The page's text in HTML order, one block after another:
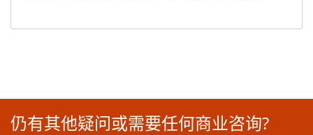
仍有其他疑问或需要任何商业咨询?